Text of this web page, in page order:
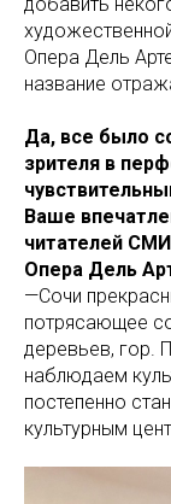
Опера Дель
название
Да, все было
зрителя в
Ваше
читателей
Опера Дель
—Сочи
потрясающее
деревьев, гор.
наблюдаем
постепенно
культурным